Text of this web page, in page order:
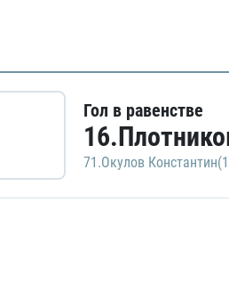
Гол в равенстве
71.Окулов